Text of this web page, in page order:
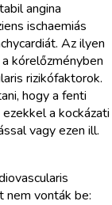
angina
ischaemiás
Az ilyen
kórelőzményben
rizikófaktorok.
hogy a fenti
a kockázati
vagy ezen ill.
vonták be: